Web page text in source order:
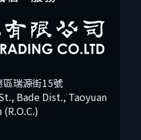
瑞源街15號
Bade Dist., Taoyuan